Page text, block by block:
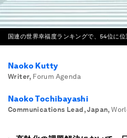
国連の世界幸福度ランキングで、54位に
Naoko Kutty
Writer, Forum Agenda
Naoko Tochibayashi
Communications Lead, Japan,